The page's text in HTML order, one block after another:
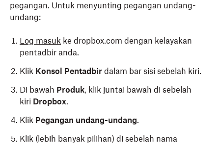
pegangan. Untuk menyunting pegangan undang-
undang:
Log masuk ke dropbox.com dengan kelayakan
pentadbir anda.
Klik Konsol Pentadbir dalam bar sisi sebelah kiri.
Di bawah Produk, klik juntai bawah di sebelah
kiri Dropbox.
Klik Pegangan undang-undang.
Klik (lebih banyak pilihan) di sebelah nama